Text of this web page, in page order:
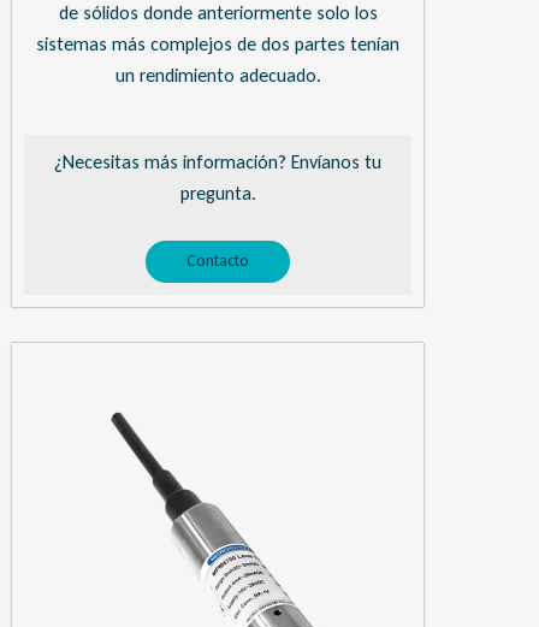
de sólidos donde anteriormente solo los
sistemas más complejos de dos partes tenían
un rendimiento adecuado.
¿Necesitas más información? Envíanos tu
pregunta.
Contacto